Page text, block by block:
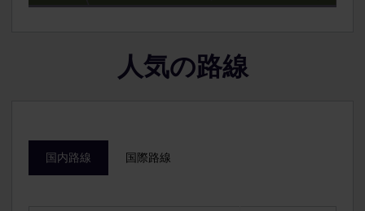
人気の路線
国内路線 国際路線